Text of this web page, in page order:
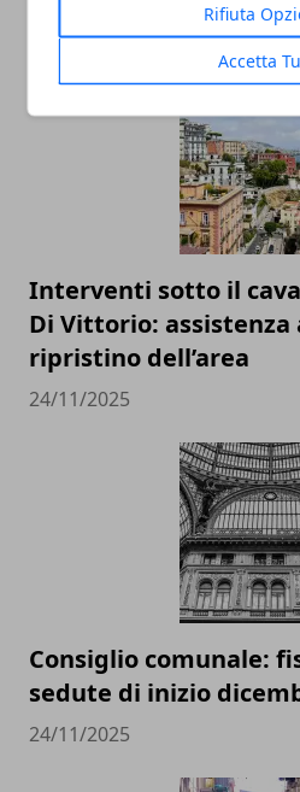
Rifiuta
Accetta
ARTICOLI CORRELATI
Interventi sotto il
Di Vittorio: assistenza
ripristino dell’area
24/11/2025
Consiglio comunale:
sedute di inizio
24/11/2025